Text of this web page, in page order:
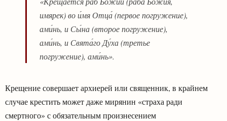
имярек) во и́мя Отца́ (первое погружение),
ами́нь, и Сы́на (второе погружение),
ами́нь, и Свята́го Ду́ха (третье
погружение), ами́нь».
Крещение совершает архиерей или священник, в крайнем
случае крестить может даже мирянин «страха ради
смертного» с обязательным произнесением